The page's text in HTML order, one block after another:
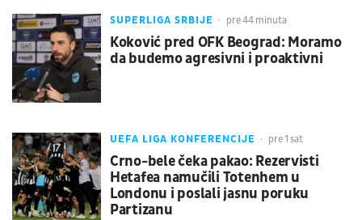
SUPERLIGA SRBIJE pre 44 minuta
Koković pred OFK Beograd: Moramo
da budemo agresivni i proaktivni
UEFA LIGA KONFERENCIJE pre 1 sat
Crno-bele čeka pakao: Rezervisti
Hetafea namučili Totenhem u
Londonu i poslali jasnu poruku
Partizanu